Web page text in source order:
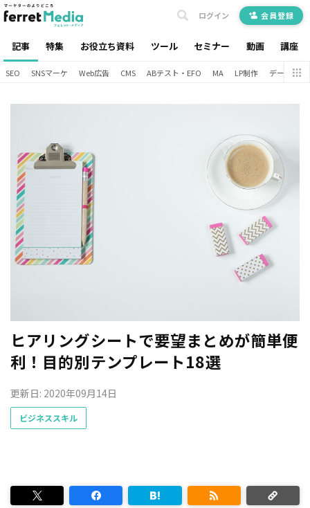
記事 特集 お役立ち資料 ツール セミナー 動画 講座
ログイン 会員登録
SEO SNSマーケ Web広告 CMS ABテスト・EFO MA LP制作 データ分析
ヒアリングシートで要望まとめが簡単便
利！目的別テンプレート18選
更新日: 2020年09月14日
ビジネススキル